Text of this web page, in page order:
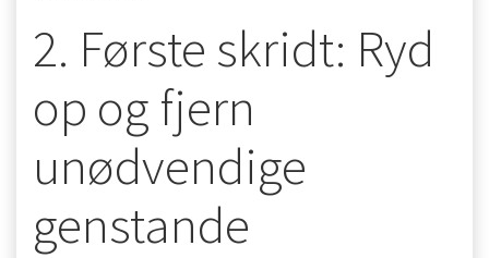
2. Første skridt: Ryd
op og fjern
unødvendige
genstande